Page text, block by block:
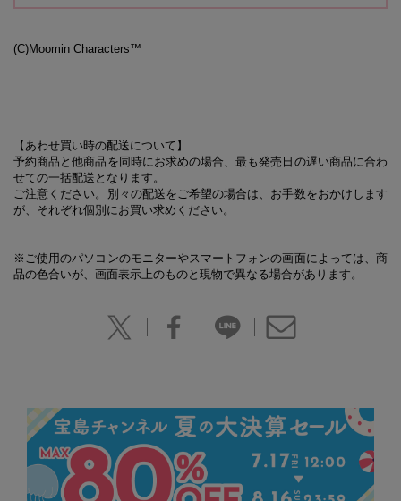
(C)Moomin Characters™
【あわせ買い時の配送について】
予約商品と他商品を同時にお求めの場合、最も発売日の遅い商品に合わ
せての一括配送となります。
ご注意ください。別々の配送をご希望の場合は、お手数をおかけします
が、それぞれ個別にお買い求めください。
※ご使用のパソコンのモニターやスマートフォンの画面によっては、商
品の色合いが、画面表示上のものと現物で異なる場合があります。